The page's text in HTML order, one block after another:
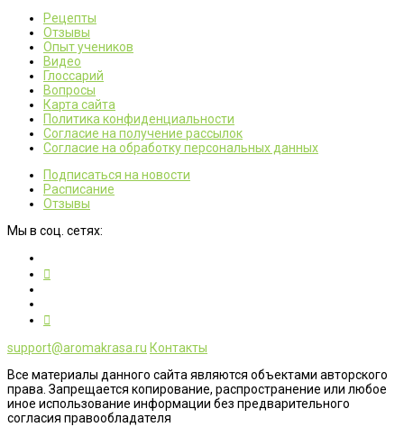
Рецепты
Отзывы
Опыт учеников
Видео
Глоссарий
Вопросы
Карта сайта
Политика конфиденциальности
Согласие на получение рассылок
Согласие на обработку персональных данных
Подписаться на новости
Расписание
Отзывы
Мы в соц. сетях:
support@aromakrasa.ru Контакты
Все материалы данного сайта являются объектами авторского
права. Запрещается копирование, распространение или любое
иное использование информации без предварительного
согласия правообладателя